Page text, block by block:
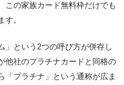
この家族カード無料枠だけでも
す。
」という2つの呼び方が併存し
他社のプラチナカードと同格の
「プラチナ」という通称が広ま